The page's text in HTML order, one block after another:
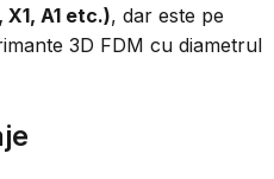
X1, A1 etc.), dar este pe
3D FDM cu diametrul